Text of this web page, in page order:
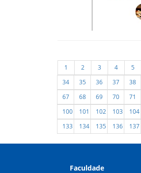
1 2 3 4 5
34
35 36 37 38
67
68 69 70 71
100
101 102 103 104
133
134 135 136 137
Faculdade